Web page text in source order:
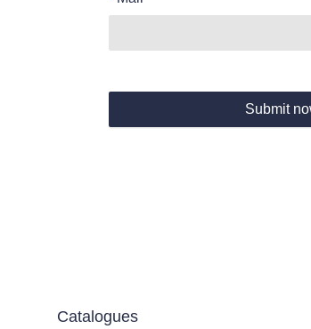
Submit
Catalogues